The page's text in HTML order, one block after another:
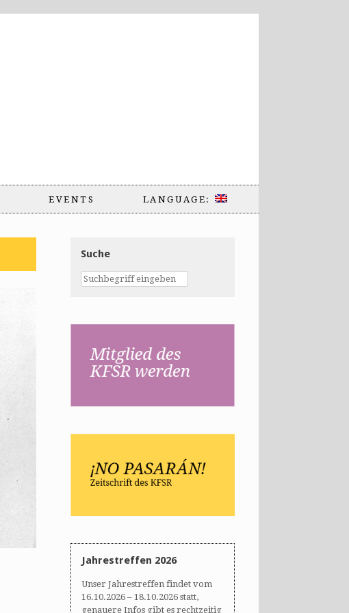
EVENTS LANGUAGE:
Suche
Jahrestreffen 2026
Unser Jahrestreffen findet vom
16.10.2026 – 18.10.2026 statt,
genauere Infos gibt es rechtzeitig